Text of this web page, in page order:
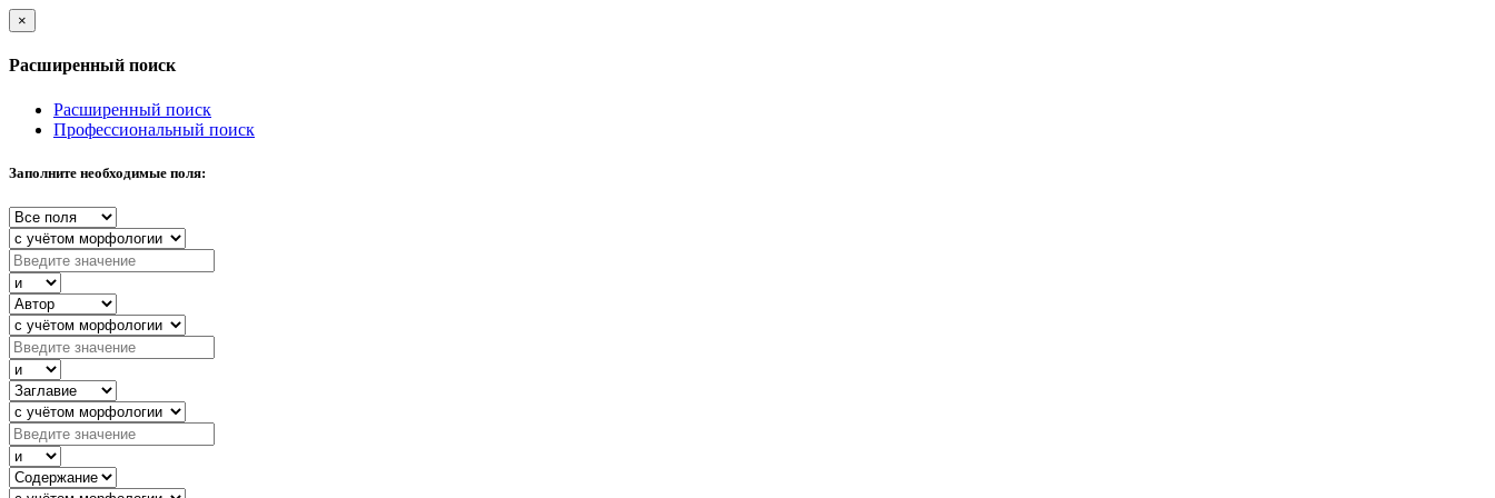
×
Расширенный поиск
Расширенный поиск
Профессиональный поиск
Заполните необходимые поля: